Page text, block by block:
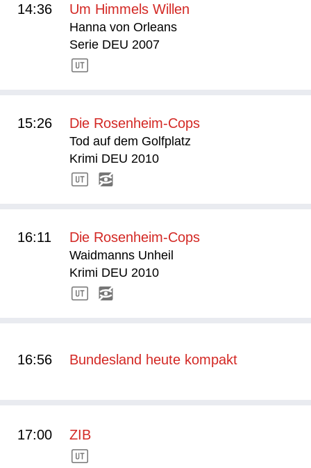
14:36 Um Himmels Willen
Hanna von Orleans
Serie DEU 2007
15:26 Die Rosenheim-Cops
Tod auf dem Golfplatz
Krimi DEU 2010
16:11 Die Rosenheim-Cops
Waidmanns Unheil
Krimi DEU 2010
16:56 Bundesland heute kompakt
17:00 ZIB